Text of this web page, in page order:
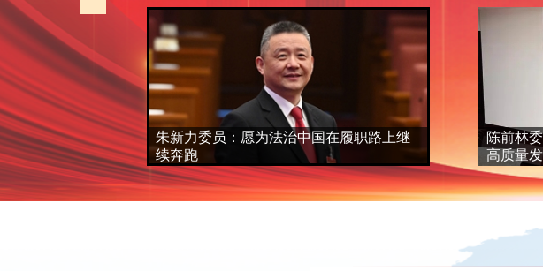
昆仑文化出
朱新力委员：愿为法治中国在履职路上继
续奔跑
陈前林
高质量